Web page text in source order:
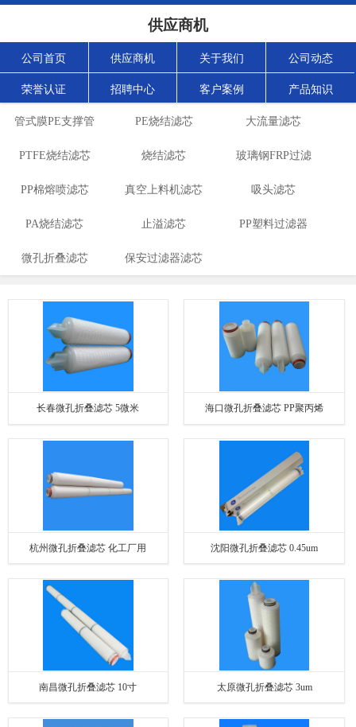
供应商机
公司首页 供应商机 关于我们 公司动态
荣誉认证 招聘中心 客户案例 产品知识
管式膜PE支撑管 PE烧结滤芯 大流量滤芯
PTFE烧结滤芯 烧结滤芯 玻璃钢FRP过滤
器
PP棉熔喷滤芯 真空上料机滤芯 吸头滤芯
PA烧结滤芯 止溢滤芯 PP塑料过滤器
微孔折叠滤芯 保安过滤器滤芯
长春微孔折叠滤芯 5微米 海口微孔折叠滤芯 PP聚丙烯
杭州微孔折叠滤芯 化工厂用 沈阳微孔折叠滤芯 0.45um
南昌微孔折叠滤芯 10寸 太原微孔折叠滤芯 3um